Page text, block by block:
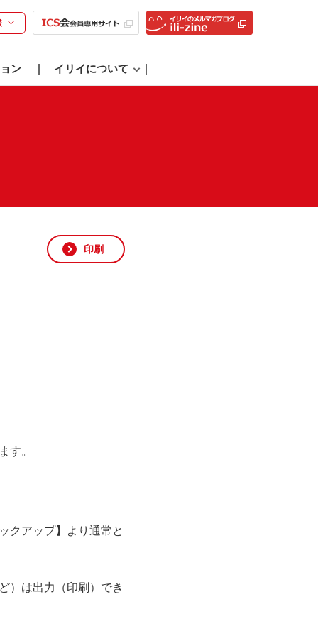
ン イリイについて
印刷
す。
クアップ】より通常と
）は出力（印刷）でき